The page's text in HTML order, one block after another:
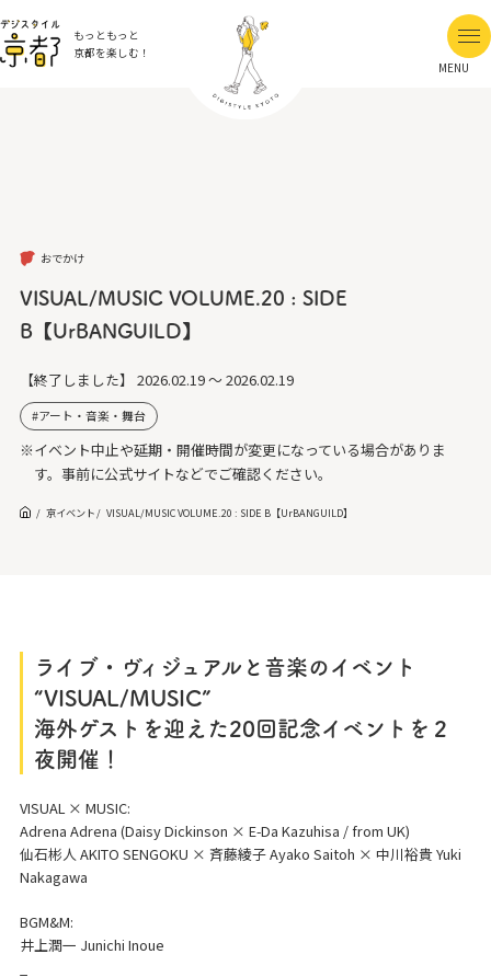
もっともっと
京都を楽しむ！
MENU
おでかけ
VISUAL/MUSIC VOLUME.20 : SIDE
B【UrBANGUILD】
【終了しました】 2026.02.19 ～ 2026.02.19
アート・音楽・舞台
※イベント中止や延期・開催時間が変更になっている場合がありま
す。事前に公式サイトなどでご確認ください。
京イベント VISUAL/MUSIC VOLUME.20 : SIDE B【UrBANGUILD】
ライブ・ヴィジュアルと音楽のイベント
“VISUAL/MUSIC”
海外ゲストを迎えた20回記念イベントを２
夜開催！
VISUAL × MUSIC:
Adrena Adrena (Daisy Dickinson × E-Da Kazuhisa / from UK)
仙石彬人 AKITO SENGOKU × 斉藤綾子 Ayako Saitoh × 中川裕貴 Yuki
Nakagawa
BGM&M:
井上潤一 Junichi Inoue